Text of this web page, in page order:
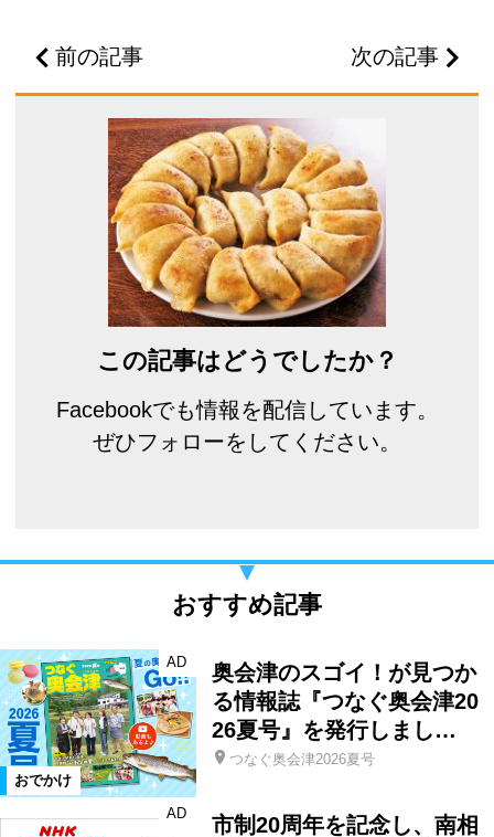
前の記事 次の記事
この記事はどうでしたか？
Facebookでも情報を配信しています。
ぜひフォローをしてください。
おすすめ記事
おでかけ
AD
奥会津のスゴイ！が見つか
る情報誌『つなぐ奥会津20
26夏号』を発行しまし…
つなぐ奥会津2026夏号
AD
市制20周年を記念し、南相